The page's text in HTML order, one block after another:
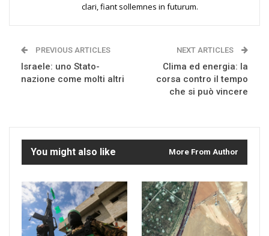
clari, fiant sollemnes in futurum.
PREVIOUS ARTICLES
Israele: uno Stato-
nazione come molti altri
NEXT ARTICLES
Clima ed energia: la
corsa contro il tempo
che si può vincere
You might also like More From Author